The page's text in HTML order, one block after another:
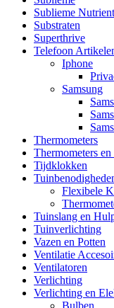
Sublieme
Substraten
Superthrive
Telefoon
Iphone
Samsung
Thermometers
Thermometers en
Tijdklokken
Flexibele
Tuinslang en
Tuinverlichting
Vazen en Potten
Ventilatie
Ventilatoren
Verlichting
Verlichting en
Bulben